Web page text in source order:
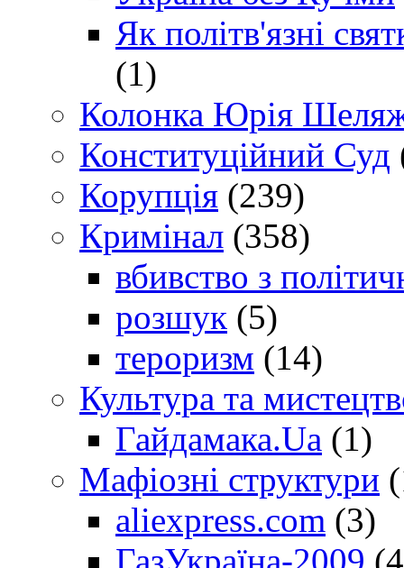
Як політв'язні
(1)
Колонка Юрія
Конституційний Суд
Корупція (239)
Кримінал (358)
вбивство з
розшук (5)
тероризм (14)
Культура та
Гайдамака.Ua (1)
Мафіозні структури
aliexpress.com (3)
ГазУкраїна-2009